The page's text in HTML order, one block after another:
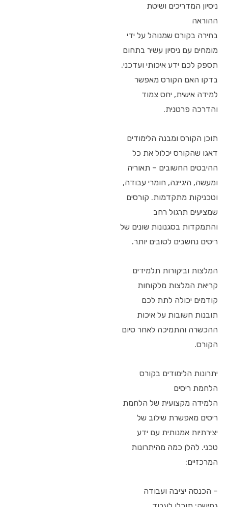
ניסיון המדריכים ושיטת
ההוראה
בחירה בקורס שמנוהל על ידי
מומחים עם ניסיון עשיר בתחום
תספק לכם ידע איכותי ועדכני.
בדקו האם הקורס מאפשר
למידה אישית, יחס צמוד
והדרכה פרטנית.
תוכן הקורס ומבנה הלימודים
דאגו שהקורס יכלול את כל
ההיבטים החשובים – תאוריה
ומעשה, היגיינה, חומרי עבודה,
וטכניקות מתקדמות. קורסים
שמציעים תרגול רחב
והתמקדות בסגנונות שונים של
ריסים נחשבים לטובים יותר.
המלצות וביקורות תלמידים
קריאת המלצות מלקוחות
קודמים יכולה לתת לכם
תובנות חשובות על איכות
ההכשרה והתמיכה לאחר סיום
הקורס.
יתרונות הלימודים בקורס
הלחמת ריסים
הלמידה מקצועית של הלחמת
ריסים מאפשרת שילוב של
יצירתיות אמנותית עם ידע
טכני. להלן כמה מהיתרונות
המרכזיים:
– הכנסה יציבה ועבודה